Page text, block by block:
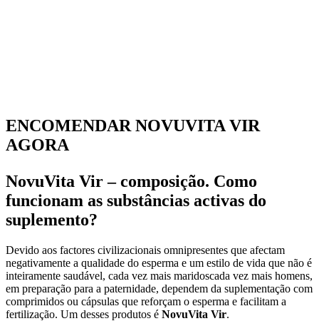
ENCOMENDAR NOVUVITA VIR
AGORA
NovuVita Vir – composição. Como
funcionam as substâncias activas do
suplemento?
Devido aos factores civilizacionais omnipresentes que afectam
negativamente a qualidade do esperma e um estilo de vida que não é
inteiramente saudável, cada vez mais maridoscada vez mais homens,
em preparação para a paternidade, dependem da suplementação com
comprimidos ou cápsulas que reforçam o esperma e facilitam a
fertilização. Um desses produtos é NovuVita Vir.